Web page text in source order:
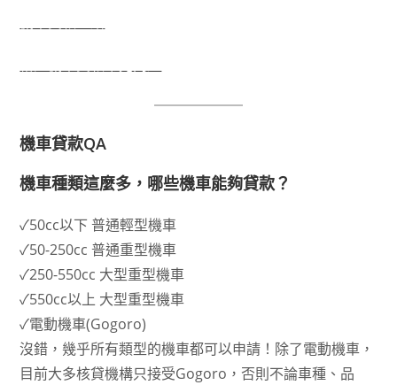
機車貸款QA
機車種類這麼多，哪些機車能夠貸款？
✓50cc以下 普通輕型機車
✓50-250cc 普通重型機車
✓250-550cc 大型重型機車
✓550cc以上 大型重型機車
✓電動機車(Gogoro)
沒錯，幾乎所有類型的機車都可以申請！除了電動機車，
目前大多核貸機構只接受Gogoro，否則不論車種、品